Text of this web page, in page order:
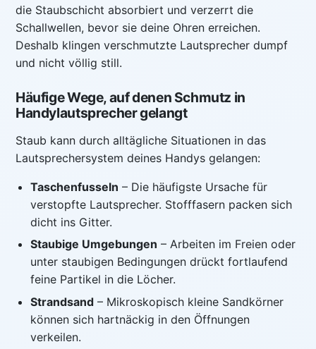
die Staubschicht absorbiert und verzerrt die
Schallwellen, bevor sie deine Ohren erreichen.
Deshalb klingen verschmutzte Lautsprecher dumpf
und nicht völlig still.
Häufige Wege, auf denen Schmutz in
Handylautsprecher gelangt
Staub kann durch alltägliche Situationen in das
Lautsprechersystem deines Handys gelangen:
Taschenfusseln – Die häufigste Ursache für
verstopfte Lautsprecher. Stofffasern packen sich
dicht ins Gitter.
Staubige Umgebungen – Arbeiten im Freien oder
unter staubigen Bedingungen drückt fortlaufend
feine Partikel in die Löcher.
Strandsand– Mikroskopisch kleine Sandkörner
können sich hartnäckig in den Öffnungen
verkeilen.